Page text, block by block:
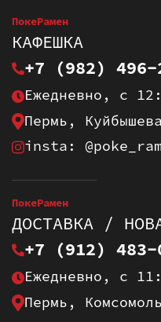
ПокеРамен
КАФЕШКА
+7 (982) 496-
Ежедневно, с
Пермь,
insta:
ПокеРамен
ДОСТАВКА /
+7 (912) 483-
Ежедневно, с
Пермь,